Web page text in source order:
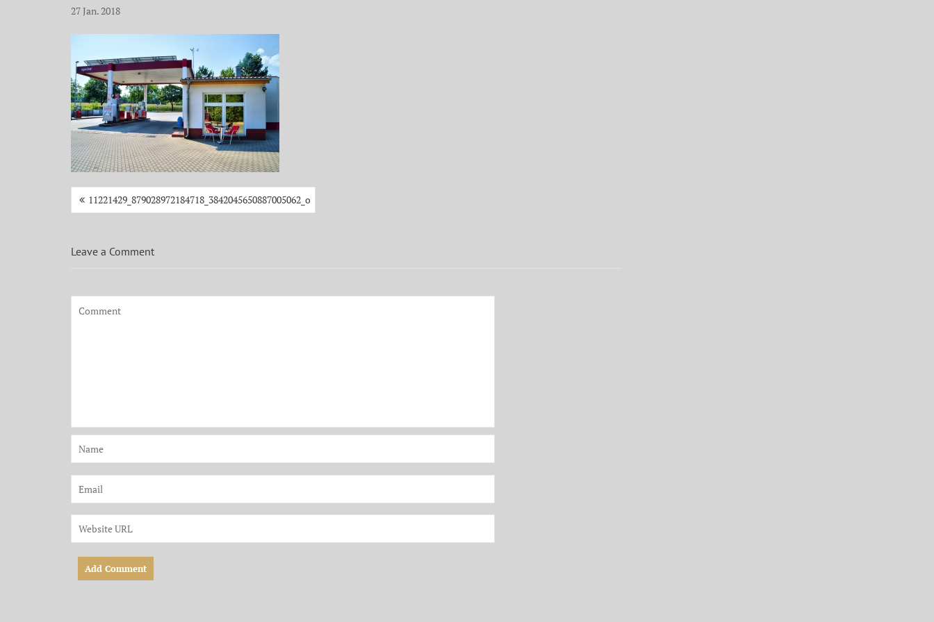
27Jan. 2018
Beitragsnavigation
11221429_879028972184718_3842045650887005062_o
Leave a Comment